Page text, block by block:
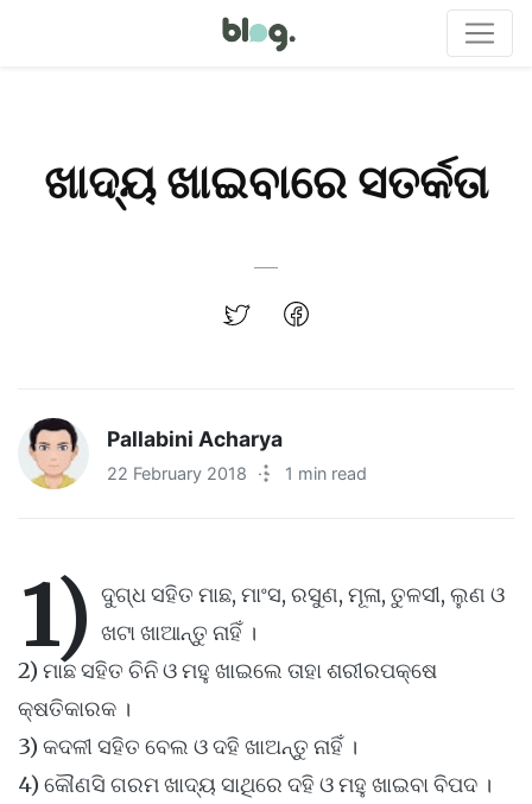
ଖାଦ୍ୟ ଖାଇବାରେ ସତର୍କତା
Pallabini Acharya
22 February 2018 · 1 min read
1) ଦୁଗ୍ଧ ସହିତ ମାଛ, ମାଂସ, ରସୁଣ, ମୂଳା, ତୁଳସୀ, ଲୁଣ ଓ
ଖଟା ଖାଆନ୍ତୁ ନାହିଁ ।
2) ମାଛ ସହିତ ଚିନି ଓ ମହୁ ଖାଇଲେ ତାହା ଶରୀରପକ୍ଷେ
କ୍ଷତିକାରକ ।
3) କଦଳୀ ସହିତ ବେଲ ଓ ଦହି ଖାଅନ୍ତୁ ନାହିଁ ।
4) କୌଣସି ଗରମ ଖାଦ୍ୟ ସାଥିରେ ଦହି ଓ ମହୁ ଖାଇବା ବିପଦ ।